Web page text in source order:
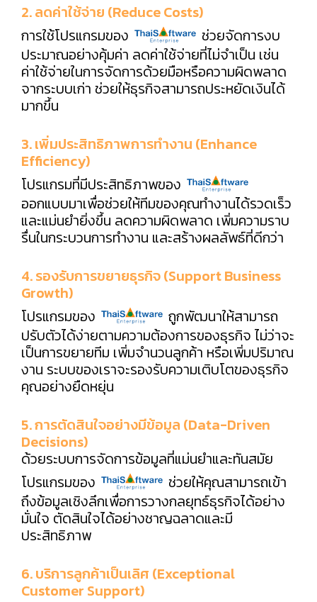
2. ลดค่าใช้จ่าย (Reduce Costs)
การใช้โปรแกรมของ
ช่วยจัดการงบ
ประมาณอย่างคุ้มค่า ลดค่าใช้จ่ายที่ไม่จำเป็น เช่น
ค่าใช้จ่ายในการจัดการด้วยมือหรือความผิดพลาด
จากระบบเก่า ช่วยให้ธุรกิจสามารถประหยัดเงินได้
มากขึ้น
3. เพิ่มประสิทธิภาพการทำงาน (Enhance
Efficiency)
โปรแกรมที่มีประสิทธิภาพของ
ออกแบบมาเพื่อช่วยให้ทีมของคุณทำงานได้รวดเร็ว
และแม่นยำยิ่งขึ้น ลดความผิดพลาด เพิ่มความราบ
รื่นในกระบวนการทำงาน และสร้างผลลัพธ์ที่ดีกว่า
4. รองรับการขยายธุรกิจ (Support Business
Growth)
โปรแกรมของ
ถูกพัฒนาให้สามารถ
ปรับตัวได้ง่ายตามความต้องการของธุรกิจ ไม่ว่าจะ
เป็นการขยายทีม เพิ่มจำนวนลูกค้า หรือเพิ่มปริมาณ
งาน ระบบของเราจะรองรับความเติบโตของธุรกิจ
คุณอย่างยืดหยุ่น
5. การตัดสินใจอย่างมีข้อมูล (Data-Driven
Decisions)
ด้วยระบบการจัดการข้อมูลที่แม่นยำและทันสมัย
โปรแกรมของ
ช่วยให้คุณสามารถเข้า
ถึงข้อมูลเชิงลึกเพื่อการวางกลยุทธ์ธุรกิจได้อย่าง
มั่นใจ ตัดสินใจได้อย่างชาญฉลาดและมี
ประสิทธิภาพ
6. บริการลูกค้าเป็นเลิศ (Exceptional
Customer Support)